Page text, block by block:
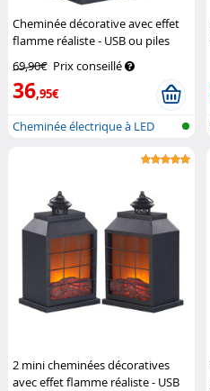
Cheminée décorative avec effet
flamme réaliste - USB ou piles
69,90€ Prix conseillé
36,95€
Cheminée électrique à LED
2 mini cheminées décoratives
avec effet flamme réaliste - USB